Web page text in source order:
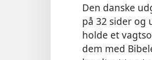
Den danske
på 32 sider og
holde et
dem med